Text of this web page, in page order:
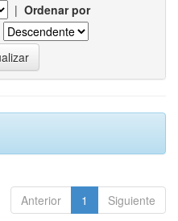
| Ordenar por
Anterior 1 Siguiente